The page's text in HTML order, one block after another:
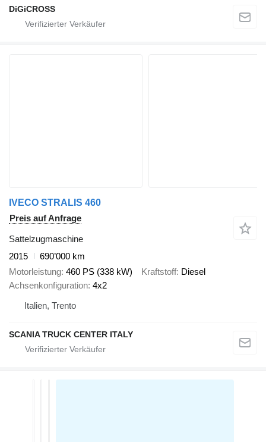
DiGiCROSS
IVECO STRALIS 460
Preis auf Anfrage
Sattelzugmaschine
2015
690’000 km
Motorleistung 460 PS (338 kW) Kraftstoff Diesel
Achsenkonfiguration 4x2
Italien, Trento
SCANIA TRUCK CENTER ITALY